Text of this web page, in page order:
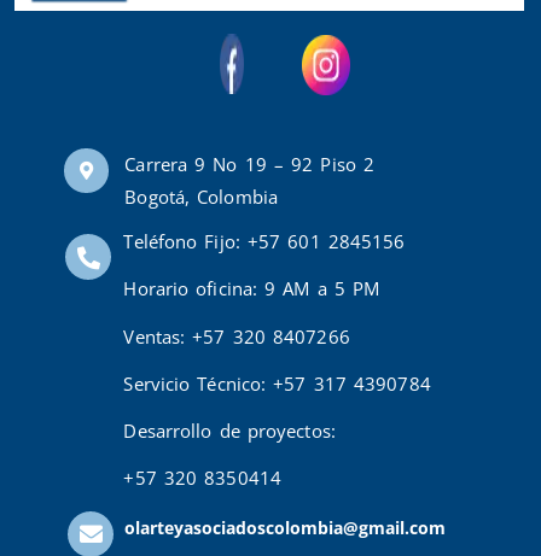
Carrera 9 No 19 – 92 Piso 2
Bogotá, Colombia
Teléfono Fijo: +57 601 2845156
Horario oficina: 9 AM a 5 PM
Ventas: +57 320 8407266
Servicio Técnico: +57 317 4390784
Desarrollo de proyectos:
+57 320 8350414
olarteyasociadoscolombia@gmail.com